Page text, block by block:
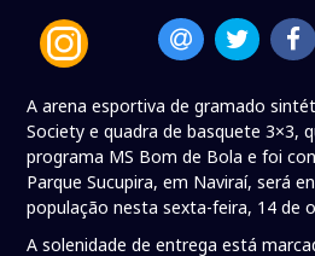
A arena esportiva de gramado
Society e quadra de basquete 3×3,
programa MS Bom de Bola e foi
Parque Sucupira, em Naviraí, será
população nesta sexta-feira, 14 de
A solenidade de entrega está